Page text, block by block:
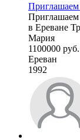
Приглашаем
Приглашаем
в Ереване
Мария
1100000 руб.
Ереван
1992